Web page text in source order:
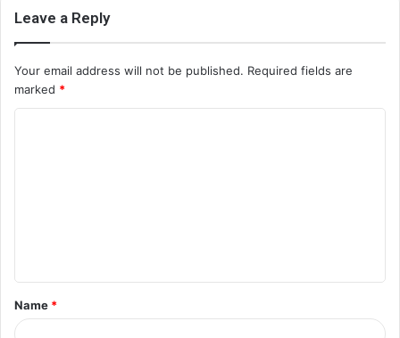
Leave a Reply
Your email address will not be published. Required fields are
marked *
t
*
Name *